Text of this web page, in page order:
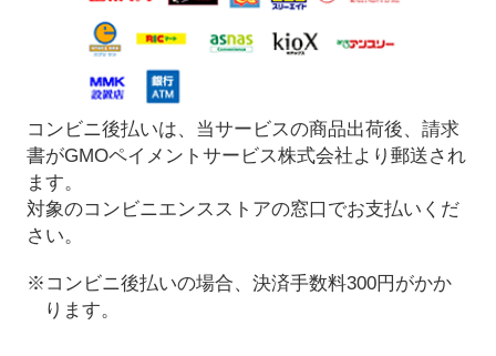
コンビニ後払いは、当サービスの商品出荷後、請求
書がGMOペイメントサービス株式会社より郵送され
ます。
対象のコンビニエンスストアの窓口でお支払いくだ
さい。
※コンビニ後払いの場合、決済手数料300円がかか
ります。